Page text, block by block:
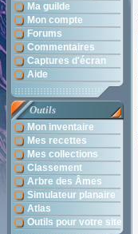
Ma guilde
Mon compte
Forums
Commentaires
Captures d'écran
Aide
Outils
Mon inventaire
Mes recettes
Mes collections
Classement
Arbre des Âmes
Simulateur planaire
Atlas
Outils pour votre site